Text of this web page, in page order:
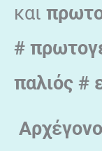
και
#
παλιός #